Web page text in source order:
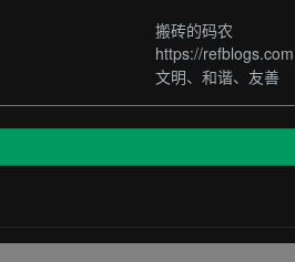
搬砖的码农
https://refblogs.com
文明、和谐、友善